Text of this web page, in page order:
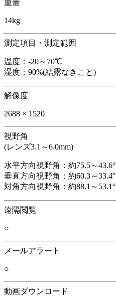
重量
14kg
測定項目・測定範囲
温度：-20～70℃
湿度：90%(結露なきこと)
解像度
2688 × 1520
視野角
(レンズ3.1～6.0mm)
水平方向視野角：約75.5～43.6°
垂直方向視野角：約60.3～33.4°
対角方向視野角：約88.1～53.1°
遠隔閲覧
○
メールアラート
○
動画ダウンロード